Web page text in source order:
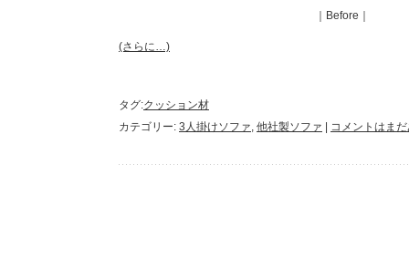
｜Before｜
(さらに…)
タグ:クッション材
カテゴリー: 3人掛けソファ, 他社製ソファ コメントはま